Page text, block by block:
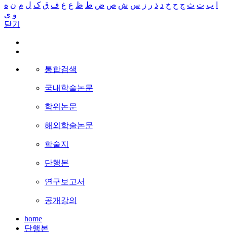
ب ت ث ج ح خ د ذ ر ز س ش ص ض ط ظ ع غ ف ق ک ل م ن ه
و ی
닫기
통합검색
국내학술논문
학위논문
해외학술논문
학술지
단행본
연구보고서
공개강의
home
단행본